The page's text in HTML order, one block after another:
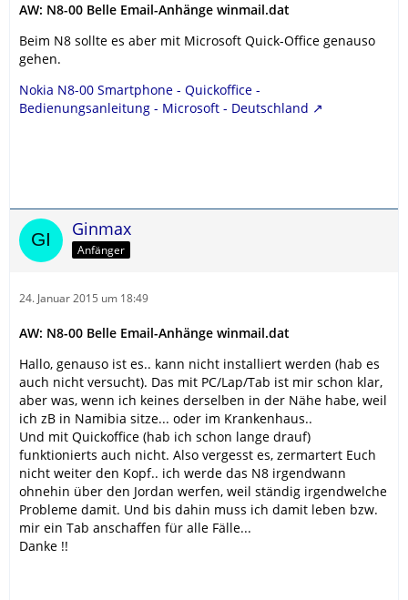
AW: N8-00 Belle Email-Anhänge winmail.dat
Beim N8 sollte es aber mit Microsoft Quick-Office genauso
gehen.
Nokia N8-00 Smartphone - Quickoffice -
Bedienungsanleitung - Microsoft - Deutschland
Ginmax
Anfänger
24. Januar 2015 um 18:49
AW: N8-00 Belle Email-Anhänge winmail.dat
Hallo, genauso ist es.. kann nicht installiert werden (hab es
auch nicht versucht). Das mit PC/Lap/Tab ist mir schon klar,
aber was, wenn ich keines derselben in der Nähe habe, weil
ich zB in Namibia sitze... oder im Krankenhaus..
Und mit Quickoffice (hab ich schon lange drauf)
funktionierts auch nicht. Also vergesst es, zermartert Euch
nicht weiter den Kopf.. ich werde das N8 irgendwann
ohnehin über den Jordan werfen, weil ständig irgendwelche
Probleme damit. Und bis dahin muss ich damit leben bzw.
mir ein Tab anschaffen für alle Fälle...
Danke !!